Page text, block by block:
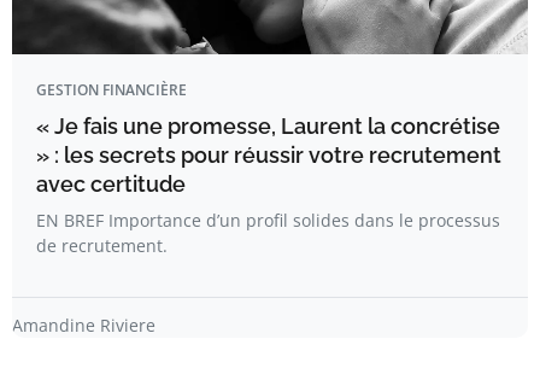
GESTION FINANCIÈRE
« Je fais une promesse, Laurent la concrétise
» : les secrets pour réussir votre recrutement
avec certitude
EN BREF Importance d’un profil solides dans le processus
de recrutement.
Amandine Riviere